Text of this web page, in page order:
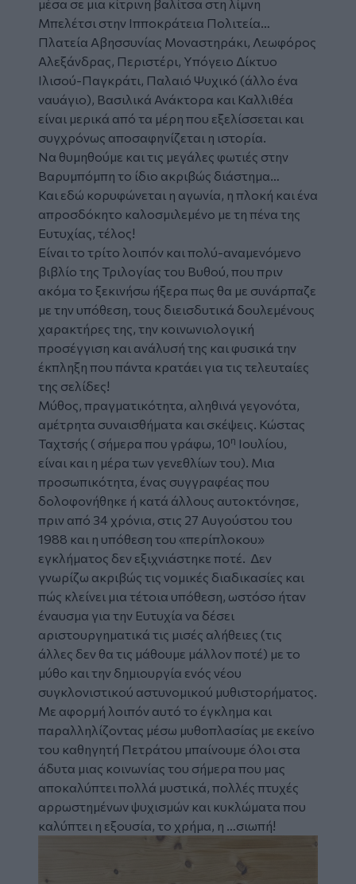
μέσα σε μια κίτρινη βαλίτσα στη λίμνη
Μπελέτσι στην Ιπποκράτεια Πολιτεία…
Πλατεία Αβησσυνίας Μοναστηράκι, Λεωφόρος
Αλεξάνδρας, Περιστέρι, Υπόγειο Δίκτυο
Ιλισού-Παγκράτι, Παλαιό Ψυχικό (άλλο ένα
ναυάγιο), Βασιλικά Ανάκτορα και Καλλιθέα
είναι μερικά από τα μέρη που εξελίσσεται και
συγχρόνως αποσαφηνίζεται η ιστορία.
Να θυμηθούμε και τις μεγάλες φωτιές στην
Βαρυμπόμπη το ίδιο ακριβώς διάστημα…
Και εδώ κορυφώνεται η αγωνία, η πλοκή και ένα
απροσδόκητο καλοσμιλεμένο με τη πένα της
Ευτυχίας, τέλος!
Είναι το τρίτο λοιπόν και πολύ-αναμενόμενο
βιβλίο της Τριλογίας του Βυθού, που πριν
ακόμα το ξεκινήσω ήξερα πως θα με συνάρπαζε
με την υπόθεση, τους διεισδυτικά δουλεμένους
χαρακτήρες της, την κοινωνιολογική
προσέγγιση και ανάλυσή της και φυσικά την
έκπληξη που πάντα κρατάει για τις τελευταίες
της σελίδες!
Μύθος, πραγματικότητα, αληθινά γεγονότα,
αμέτρητα συναισθήματα και σκέψεις. Κώστας
Ταχτσής ( σήμερα που γράφω, 10η Ιουλίου,
είναι και η μέρα των γενεθλίων του). Μια
προσωπικότητα, ένας συγγραφέας που
δολοφονήθηκε ή κατά άλλους αυτοκτόνησε,
πριν από 34 χρόνια, στις 27 Αυγούστου του
1988 και η υπόθεση του «περίπλοκου»
εγκλήματος δεν εξιχνιάστηκε ποτέ. Δεν
γνωρίζω ακριβώς τις νομικές διαδικασίες και
πώς κλείνει μια τέτοια υπόθεση, ωστόσο ήταν
έναυσμα για την Ευτυχία να δέσει
αριστουργηματικά τις μισές αλήθειες (τις
άλλες δεν θα τις μάθουμε μάλλον ποτέ) με το
μύθο και την δημιουργία ενός νέου
συγκλονιστικού αστυνομικού μυθιστορήματος.
Με αφορμή λοιπόν αυτό το έγκλημα και
παραλληλίζοντας μέσω μυθοπλασίας με εκείνο
του καθηγητή Πετράτου μπαίνουμε όλοι στα
άδυτα μιας κοινωνίας του σήμερα που μας
αποκαλύπτει πολλά μυστικά, πολλές πτυχές
αρρωστημένων ψυχισμών και κυκλώματα που
καλύπτει η εξουσία, το χρήμα, η …σιωπή!